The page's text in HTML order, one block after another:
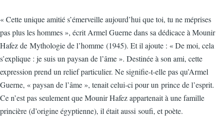
« Cette unique amitié s’émerveille aujourd’hui que toi, tu ne méprises
pas plus les hommes », écrit Armel Guerne dans sa dédicace à Mounir
Hafez de Mythologie de l’homme (1945). Et il ajoute : « De moi, cela
s’explique : je suis un paysan de l’âme ». Destinée à son ami, cette
expression prend un relief particulier. Ne signifie-t-elle pas qu’Armel
Guerne, « paysan de l’âme », tenait celui-ci pour un prince de l’esprit.
Ce n’est pas seulement que Mounir Hafez appartenait à une famille
princière (d’origine égyptienne), il était aussi soufi, et poète.